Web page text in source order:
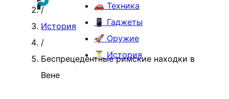
🚗 Техника
📱 Гаджеты
🚀 Оружие
⏳ История
/
История
/
Беспрецедентные римские находки в
Вене